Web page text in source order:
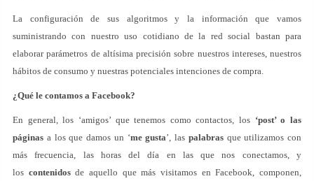
La configuración de sus algoritmos y la información que vamos
suministrando con nuestro uso cotidiano de la red social bastan para
elaborar parámetros de altísima precisión sobre nuestros intereses, nuestros
hábitos de consumo y nuestras potenciales intenciones de compra.
¿Qué le contamos a Facebook?
En general, los ‘amigos’ que tenemos como contactos, los ‘post’ o las
páginas a los que damos un ‘me gusta’, las palabrasque utilizamos con
más frecuencia, las horas del día en las que nos conectamos, y
los contenidosde aquello que más visitamos en Facebook, componen,